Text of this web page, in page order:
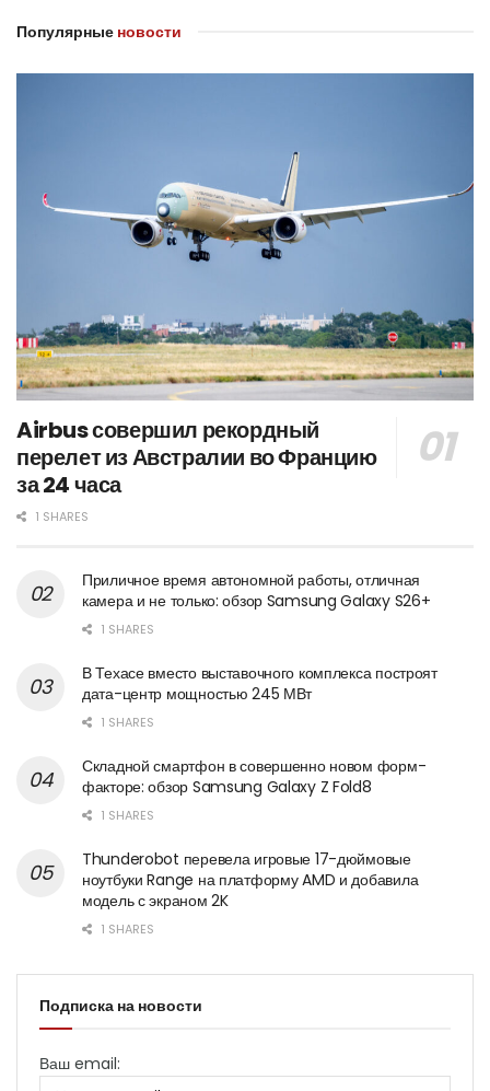
Популярные новости
Airbus совершил рекордный
перелет из Австралии во Францию
за 24 часа
1 SHARES
Приличное время автономной работы, отличная
камера и не только: обзор Samsung Galaxy S26+
1 SHARES
В Техасе вместо выставочного комплекса построят
дата-центр мощностью 245 МВт
1 SHARES
Складной смартфон в совершенно новом форм-
факторе: обзор Samsung Galaxy Z Fold8
1 SHARES
Thunderobot перевела игровые 17-дюймовые
ноутбуки Range на платформу AMD и добавила
модель с экраном 2K
1 SHARES
Подписка на новости
Ваш email: